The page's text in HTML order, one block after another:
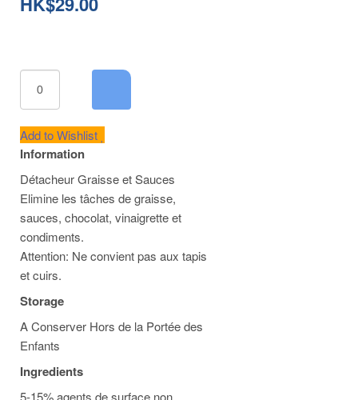
Add to Wishlist
Information
Détacheur Graisse et Sauces
Elimine les tâches de graisse,
sauces, chocolat, vinaigrette et
condiments.
Attention: Ne convient pas aux tapis
et cuirs.
Storage
A Conserver Hors de la Portée des
Enfants
Ingredients
5-15% agents de surface non